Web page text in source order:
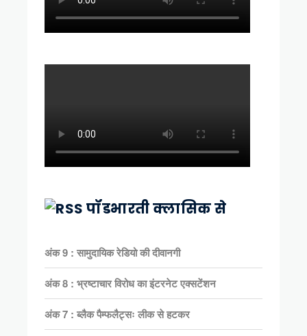
पॉडभारती क्लासिक से
अंक 9 : सामुदायिक रेडियो की दीवानगी
अंक 8 : भ्रष्टाचार विरोध का इंटरनेट एक्सटेंशन
अंक 7 : ब्लैक पैम्फलैट्सः लीक से हटकर